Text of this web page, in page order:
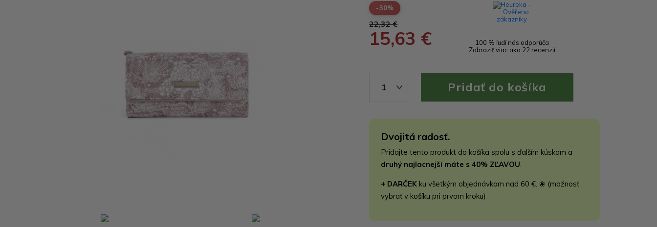
-30%
22,32 €
15,63 €
100 % ľudí nás odporúča
Zobraziť viac ako 22 recenzií
1
Dvojitá radosť.
Pridajte tento produkt do košíka spolu s ďalším kúskom a
druhý najlacnejší máte s 40% ZĽAVOU.
+ DARČEK ku všetkým objednávkam nad 60 €. ❀ (možnosť
vybrať v košíku pri prvom kroku)